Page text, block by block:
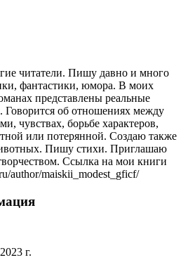
читатели. Пишу давно и много
фантастики, юмора. В моих
представлены реальные
об отношениях между
чувствах, борьбе характеров,
или потерянной. Создаю также
Пишу стихи. Приглашаю
Ссылка на мои книги
author/maiskii_modest_gficf/
г.